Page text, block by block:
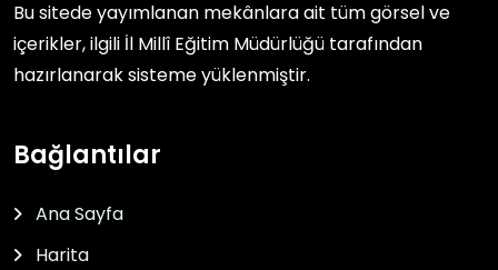
Bu sitede yayımlanan mekânlara ait tüm görsel ve
içerikler, ilgili İl Millî Eğitim Müdürlüğü tarafından
hazırlanarak sisteme yüklenmiştir.
Bağlantılar
Ana Sayfa
Harita